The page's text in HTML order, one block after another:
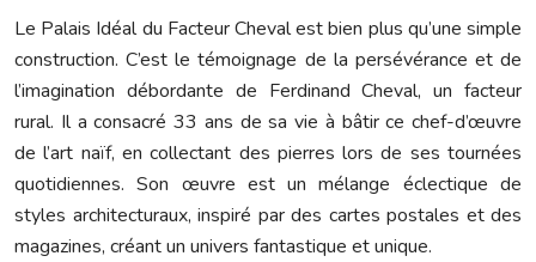
Le Palais Idéal du Facteur Cheval est bien plus qu’une simple
construction. C’est le témoignage de la persévérance et de
l’imagination débordante de Ferdinand Cheval, un facteur
rural. Il a consacré 33 ans de sa vie à bâtir ce chef-d’œuvre
de l’art naïf, en collectant des pierres lors de ses tournées
quotidiennes. Son œuvre est un mélange éclectique de
styles architecturaux, inspiré par des cartes postales et des
magazines, créant un univers fantastique et unique.